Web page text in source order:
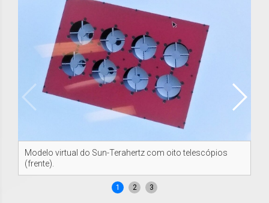
Modelo virtual do Sun-Terahertz com oito telescópios
(frente).
1 2 3